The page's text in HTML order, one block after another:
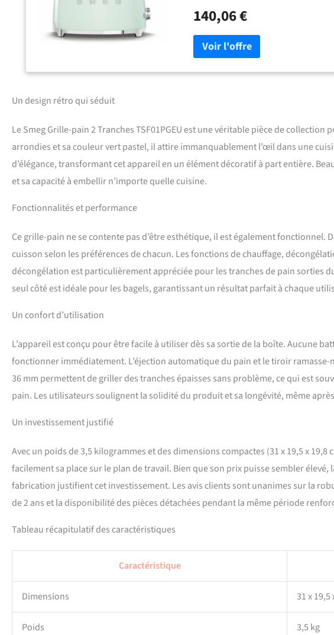
centrage automatique des tranches
grillage sélectionné terminé, les
retirer en toute sécurité
140,06 €
Un design rétro qui séduit
Le Smeg Grille-pain 2 Tranches TSF01PGEU est une véritable pièce de
arrondies et sa couleur vert pastel, il attire immanquablement l’œil dans une
d’élégance, transformant cet appareil en un élément décoratif à part entière.
et sa capacité à embellir n’importe quelle cuisine.
Fonctionnalités et performance
Ce grille-pain ne se contente pas d’être esthétique, il est également fonctionnel.
cuisson selon les préférences de chacun. Les fonctions de chauffage,
décongélation est particulièrement appréciée pour les tranches de pain sorties
seul côté est idéale pour les bagels, garantissant un résultat parfait à chaque
Un confort d’utilisation
L’appareil est conçu pour être facile à utiliser dès sa sortie de la boîte. Aucune
fonctionner immédiatement. L’éjection automatique du pain et le tiroir
36 mm permettent de griller des tranches épaisses sans problème, ce qui est
pain. Les utilisateurs soulignent la solidité du produit et sa longévité, même
Un investissement justifié
Avec un poids de 3,5 kilogrammes et des dimensions compactes (31 x 19,5 x 19,8
facilement sa place sur le plan de travail. Bien que son prix puisse sembler
fabrication justifient cet investissement. Les avis clients sont unanimes sur la
de 2 ans et la disponibilité des pièces détachées pendant la même période
Tableau récapitulatif des caractéristiques
Caractéristique
Dimensions 31 x 19,5
Poids 3,5 kg